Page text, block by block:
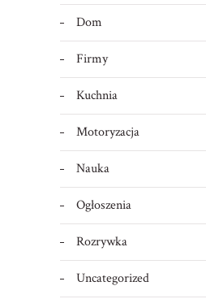
Dom
Firmy
Kuchnia
Motoryzacja
Nauka
Ogłoszenia
Rozrywka
Uncategorized